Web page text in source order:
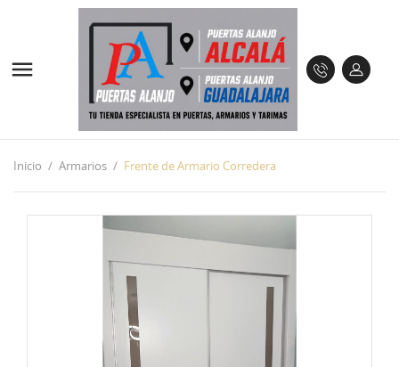

Inicio Armarios Frente de Armario Corredera